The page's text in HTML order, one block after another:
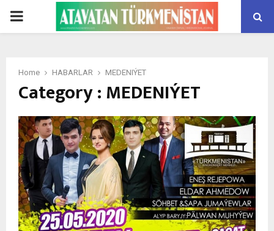
PRIMARY
Home HABARLAR MEDENIÝET
Category : MEDENIÝET